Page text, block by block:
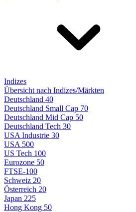
Indizes
Übersicht nach Indizes/Märkten
Deutschland 40
Deutschland Small Cap 70
Deutschland Mid Cap 50
Deutschland Tech 30
USA Industrie 30
USA 500
US Tech 100
Eurozone 50
FTSE-100
Schweiz 20
Österreich 20
Japan 225
Hong Kong 50